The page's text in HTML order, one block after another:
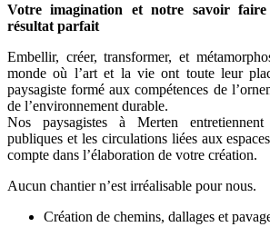
Votre imagination et notre savoir
résultat parfait
Embellir, créer, transformer, et
monde où l’art et la vie ont toute leur
paysagiste formé aux compétences de
de l’environnement durable.
Nos paysagistes à Merten
publiques et les circulations liées aux
compte dans l’élaboration de votre création.
Aucun chantier n’est irréalisable pour nous.
Création de chemins, dallages et